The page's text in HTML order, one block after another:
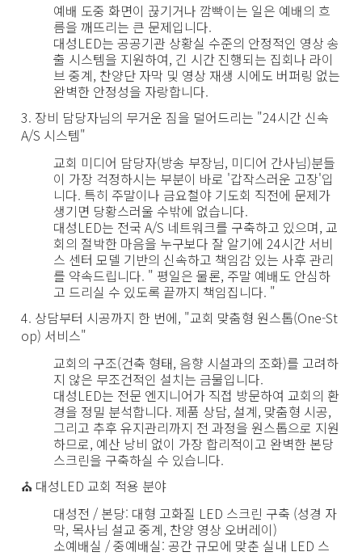
예배 도중 화면이 끊기거나 깜빡이는 일은 예배의 흐
름을 깨뜨리는 큰 문제입니다.
대성LED는 공공기관 상황실 수준의 안정적인 영상 송
출 시스템을 지원하여, 긴 시간 진행되는 집회나 라이
브 중계, 찬양단 자막 및 영상 재생 시에도 버퍼링 없는
완벽한 안정성을 자랑합니다.
3. 장비 담당자님의 무거운 짐을 덜어드리는 "24시간 신속
A/S 시스템"
교회 미디어 담당자(방송 부장님, 미디어 간사님)분들
이 가장 걱정하시는 부분이 바로 '갑작스러운 고장'입
니다. 특히 주말이나 금요철야 기도회 직전에 문제가
생기면 당황스러울 수밖에 없습니다.
대성LED는 전국 A/S 네트워크를 구축하고 있으며, 교
회의 절박한 마음을 누구보다 잘 알기에24시간 서비
스 센터 모델 기반의 신속하고 책임감 있는 사후 관리
를 약속드립니다. " 평일은 물론, 주말 예배도 안심하
고 드리실 수 있도록 끝까지 책임집니다. "
4. 상담부터 시공까지 한 번에, "교회 맞춤형 원스톱(One-St
op) 서비스"
교회의 구조(건축 형태, 음향 시설과의 조화)를 고려하
지 않은 무조건적인 설치는 금물입니다.
대성LED는 전문 엔지니어가 직접 방문하여 교회의 환
경을 정밀 분석합니다. 제품 상담, 설계, 맞춤형 시공,
그리고 추후 유지관리까지 전 과정을 원스톱으로 지원
하므로, 예산 낭비 없이 가장 합리적이고 완벽한 본당
스크린을 구축하실 수 있습니다.
⛪ 대성LED 교회 적용 분야
대성전 / 본당: 대형 고화질 LED 스크린 구축 (성경 자
막, 목사님 설교 중계, 찬양 영상 오버레이)
소예배실 / 중예배실: 공간 규모에 맞춘 실내 LED 스